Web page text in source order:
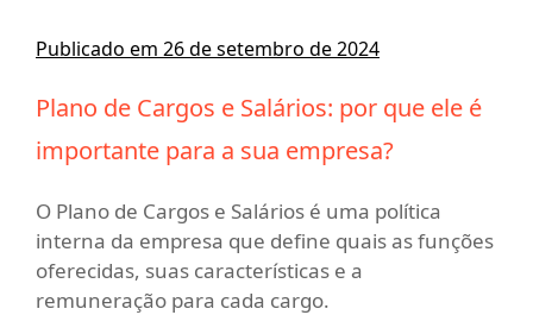
Publicado em 26 de setembro de 2024
Plano de Cargos e Salários: por que ele é
importante para a sua empresa?
O Plano de Cargos e Salários é uma política
interna da empresa que define quais as funções
oferecidas, suas características e a
remuneração para cada cargo.